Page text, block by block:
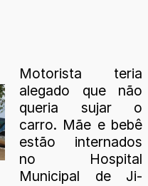
Motorista teria
alegado que não
queria sujar o
carro. Mãe e bebê
estão internados
no Hospital
Municipal de Ji-